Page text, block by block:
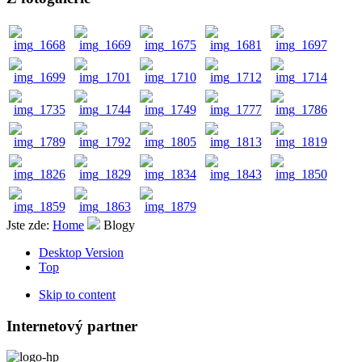
Jste zde: Home
Blogy
Desktop Version
Top
Skip to content
Internetový partner